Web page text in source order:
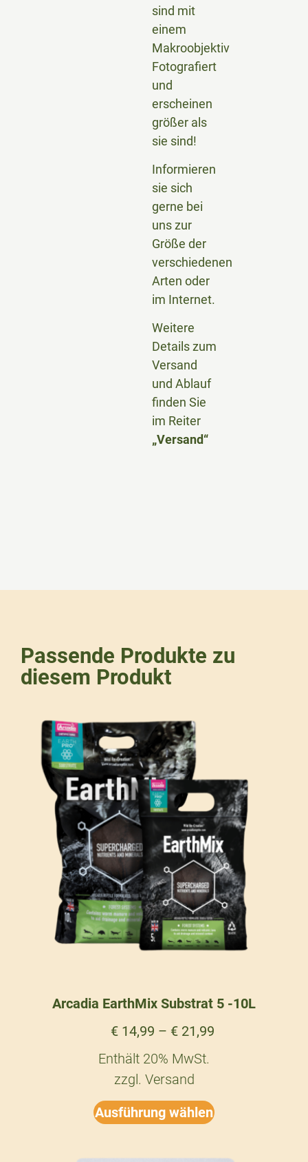
sind mit
einem
Makroobjektiv
Fotografiert
und
erscheinen
größer als
sie sind!
Informieren
sie sich
gerne bei
uns zur
Größe der
verschiedenen
Arten oder
im Internet.
Weitere
Details zum
Versand
und Ablauf
finden Sie
im Reiter
„Versand“
Passende Produkte zu
diesem Produkt
Arcadia EarthMix Substrat 5 -10L
€ 14,99 – € 21,99
Enthält 20% MwSt.
zzgl. Versand
Ausführung wählen